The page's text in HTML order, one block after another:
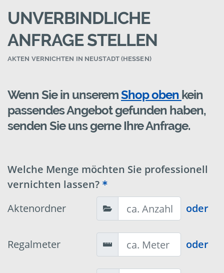
UNVERBINDLICHE
ANFRAGE STELLEN
AKTEN VERNICHTEN IN NEUSTADT (HESSEN)
Wenn Sie in unseremShop oben kein
passendes Angebot gefunden haben,
senden Sie uns gerne Ihre Anfrage.
Welche Menge möchten Sie professionell
vernichten lassen?
Aktenordner
oder
Regalmeter oder